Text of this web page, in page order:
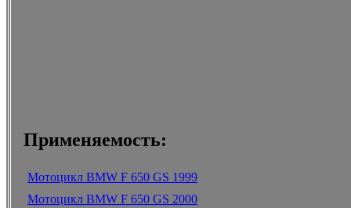
Применяемость:
Мотоцикл BMW F 650 GS 1999
Мотоцикл BMW F 650 GS 2000